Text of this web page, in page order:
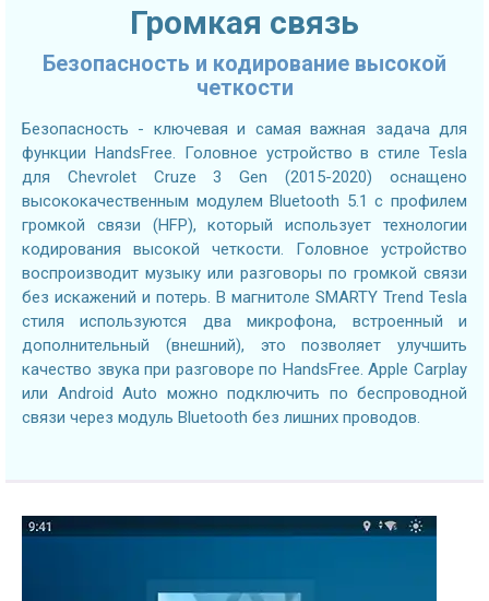
Громкая связь
Безопасность и кодирование высокой
четкости
Безопасность - ключевая и самая важная задача для
функции HandsFree. Головное устройство в стиле Tesla
для Chevrolet Cruze 3 Gen (2015-2020) оснащено
высококачественным модулем Bluetooth 5.1 с профилем
громкой связи (HFP), который использует технологии
кодирования высокой четкости. Головное устройство
воспроизводит музыку или разговоры по громкой связи
без искажений и потерь. В магнитоле SMARTY Trend Tesla
стиля используются два микрофона, встроенный и
дополнительный (внешний), это позволяет улучшить
качество звука при разговоре по HandsFree. Apple Carplay
или Android Auto можно подключить по беспроводной
связи через модуль Bluetooth без лишних проводов.